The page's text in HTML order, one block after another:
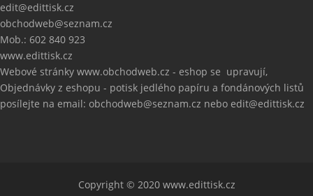
edit@edittisk.cz
obchodweb@seznam.cz
Mob.: 602 840 923
www.edittisk.cz
Webové stránky www.obchodweb.cz - eshop se upravují,
Objednávky z eshopu - potisk jedlého papíru a fondánových listů
posílejte na email: obchodweb@seznam.cz nebo edit@edittisk.cz
Copyright © 2020 www.edittisk.cz